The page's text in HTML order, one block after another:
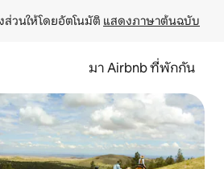
วนให้โดยอัตโนมัติ แสดงภาษาต้นฉบับ
มา Airbnb ที่พักกัน